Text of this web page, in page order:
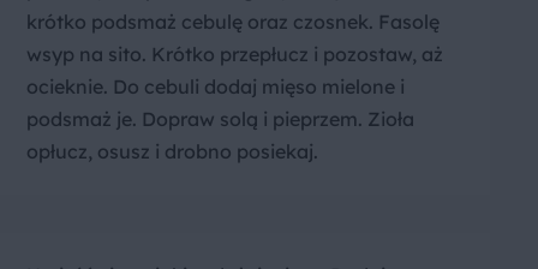
krótko podsmaż cebulę oraz czosnek. Fasolę
wsyp na sito. Krótko przepłucz i pozostaw, aż
ocieknie. Do cebuli dodaj mięso mielone i
podsmaż je. Dopraw solą i pieprzem. Zioła
opłucz, osusz i drobno posiekaj.